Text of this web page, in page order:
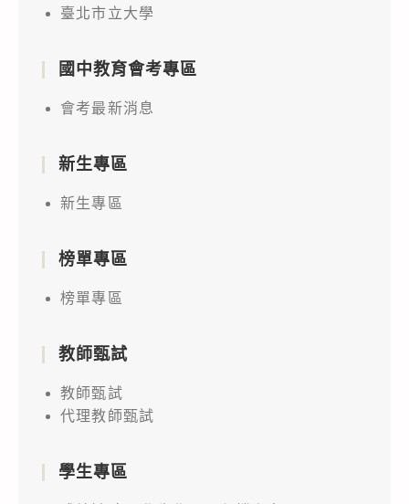
臺北市立大學
國中教育會考專區
會考最新消息
新生專區
新生專區
榜單專區
榜單專區
教師甄試
教師甄試
代理教師甄試
學生專區